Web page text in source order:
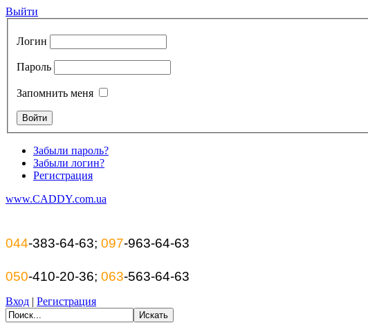
Выйти
Логин
Пароль
Запомнить меня
Забыли пароль?
Забыли логин?
Регистрация
www.CADDY.com.ua
044-383-64-63; 097-963-64-63
050-410-20-36; 063-563-64-63
Вход | Регистрация